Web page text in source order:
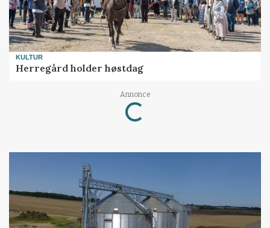
KULTUR
Herregård holder høstdag
Annonce
Loading...